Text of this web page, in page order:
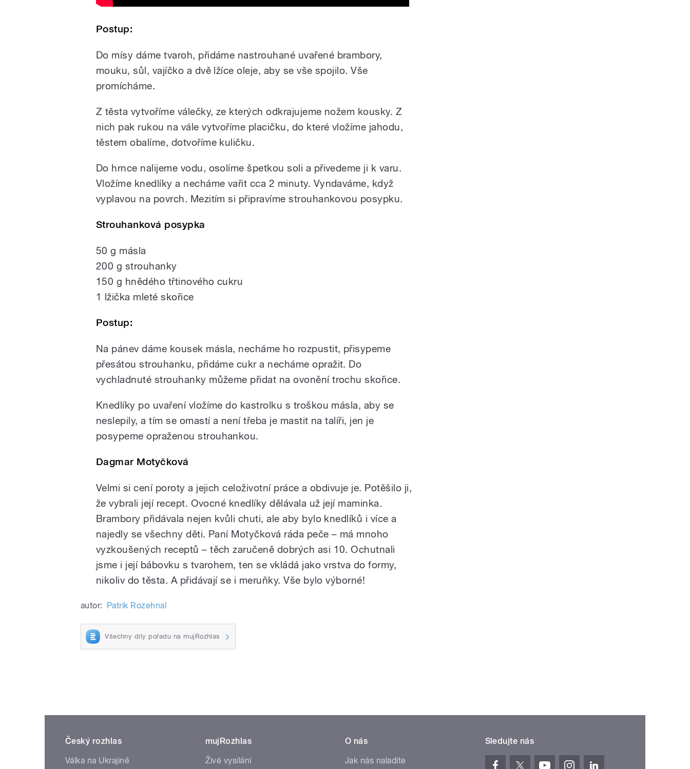
Postup:
Do mísy dáme tvaroh, přidáme nastrouhané uvařené brambory,
mouku, sůl, vajíčko a dvě lžíce oleje, aby se vše spojilo. Vše
promícháme.
Z těsta vytvoříme válečky, ze kterých odkrajujeme nožem kousky. Z
nich pak rukou na vále vytvoříme placičku, do které vložíme jahodu,
těstem obalíme, dotvoříme kuličku.
Do hrnce nalijeme vodu, osolíme špetkou soli a přivedeme ji k varu.
Vložíme knedlíky a necháme vařit cca 2 minuty. Vyndaváme, když
vyplavou na povrch. Mezitím si připravíme strouhankovou posypku.
Strouhanková posypka
50 g másla
200 g strouhanky
150 g hnědého třtinového cukru
1 lžička mleté skořice
Postup:
Na pánev dáme kousek másla, necháme ho rozpustit, přisypeme
přesátou strouhanku, přidáme cukr a necháme opražit. Do
vychladnuté strouhanky můžeme přidat na ovonění trochu skořice.
Knedlíky po uvaření vložíme do kastrolku s troškou másla, aby se
neslepily, a tím se omastí a není třeba je mastit na talíři, jen je
posypeme opraženou strouhankou.
Dagmar Motyčková
Velmi si cení poroty a jejich celoživotní práce a obdivuje je. Potěšilo ji,
že vybrali její recept. Ovocné knedlíky dělávala už její maminka.
Brambory přidávala nejen kvůli chuti, ale aby bylo knedlíků i více a
najedly se všechny děti. Paní Motyčková ráda peče – má mnoho
vyzkoušených receptů – těch zaručeně dobrých asi 10. Ochutnali
jsme i její bábovku s tvarohem, ten se vkládá jako vrstva do formy,
nikoliv do těsta. A přidávají se i meruňky. Vše bylo výborné!
autor: Patrik Rozehnal
Všechny díly pořadu na mujRozhlas
Český rozhlas
Válka na Ukrajině
mujRozhlas
Živé vysílání
O nás
Jak nás naladíte
Sledujte nás